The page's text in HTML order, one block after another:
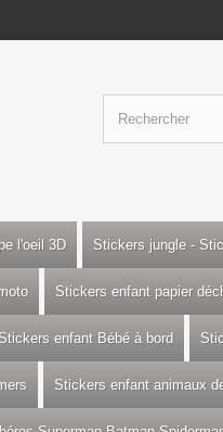
l'oeil 3D Stickers jungle -
Stickers enfant papier
Stickers enfant Bébé à bord
Stickers enfant animaux